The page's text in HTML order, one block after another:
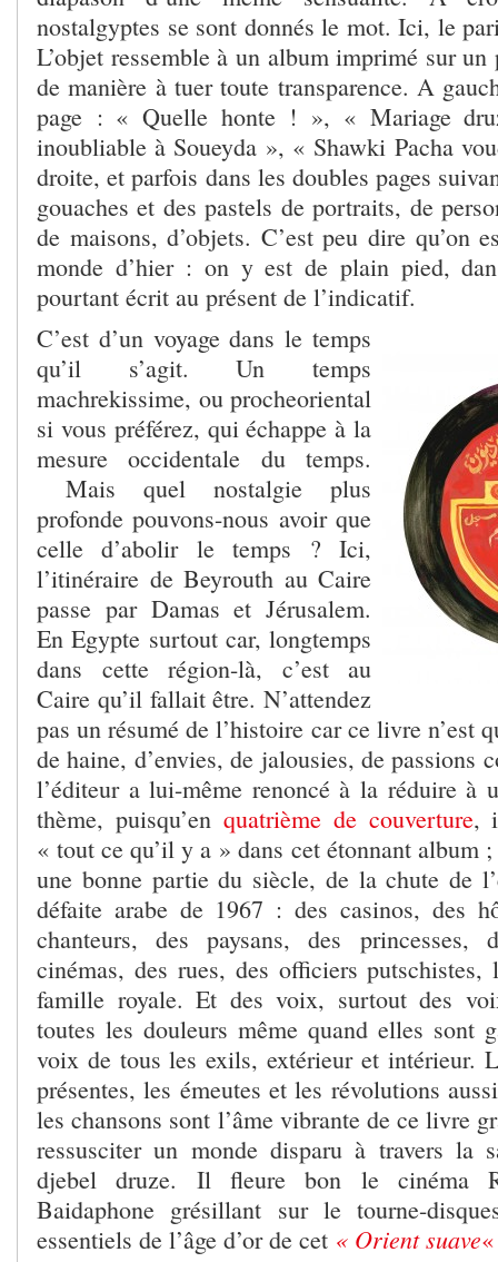
nostalgyptes se sont donnés le mot. Ici, le
L’objet ressemble à un album imprimé sur
de manière à tuer toute transparence. A
page : « Quelle honte ! », « Mariage
inoubliable à Soueyda », « Shawki Pacha
droite, et parfois dans les doubles pages
gouaches et des pastels de portraits, de
de maisons, d’objets. C’est peu dire qu’on
monde d’hier : on y est de plain pied,
pourtant écrit au présent de l’indicatif.
C’est d’un voyage dans le temps
qu’il s’agit. Un temps
machrekissime, ou procheoriental
si vous préférez, qui échappe à la
mesure occidentale du temps.
Mais quel nostalgie plus
profonde pouvons-nous avoir que
celle d’abolir le temps ? Ici,
l’itinéraire de Beyrouth au Caire
passe par Damas et Jérusalem.
En Egypte surtout car, longtemps
dans cette région-là, c’est au
Caire qu’il fallait être. N’attendez
pas un résumé de l’histoire car ce livre n’est
de haine, d’envies, de jalousies, de passions
l’éditeur a lui-même renoncé à la réduire à
thème, puisqu’en quatrième de couverture,
« tout ce qu’il y a » dans cet étonnant album
une bonne partie du siècle, de la chute de
défaite arabe de 1967 : des casinos, des
chanteurs, des paysans, des princesses,
cinémas, des rues, des officiers
famille royale. Et des voix, surtout des
toutes les douleurs même quand elles sont
voix de tous les exils, extérieur et intérieur.
présentes, les émeutes et les révolutions
les chansons sont l’âme vibrante de ce livre
ressusciter un monde disparu à travers la
djebel druze. Il fleure bon le cinéma
Baidaphone grésillant sur le tourne-
essentiels de l’âge d’or de cet « Orient suave